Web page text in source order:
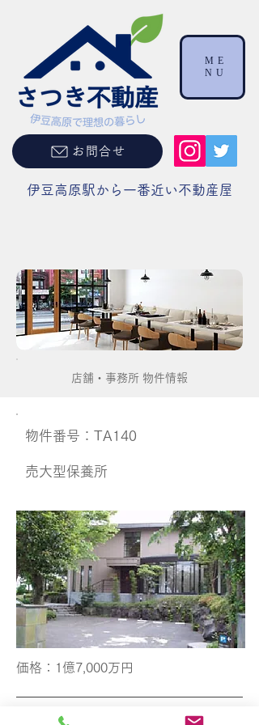
伊豆高原駅から一番近い不動産屋
お問合せ
ME
NU
店舗・事務所 物件情報
​物件番号：TA140
​売大型保養所
価格​：1億7,000万円
地域​：伊東市八幡野